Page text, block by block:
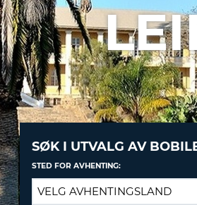
SØK I UTVALG AV
STED FOR AVHENTING: